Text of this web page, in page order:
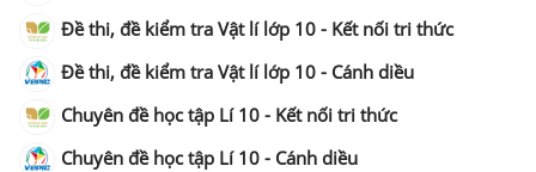
Đề thi, đề kiểm tra Vật lí lớp 10 - Kết nối tri thức
Đề thi, đề kiểm tra Vật lí lớp 10 - Cánh diều
Chuyên đề học tập Lí 10 - Kết nối tri thức
Chuyên đề học tập Lí 10 - Cánh diều